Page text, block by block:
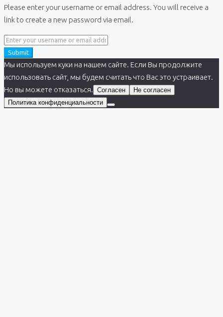
Please enter your username or email address. You will receive a
link to create a new password via email.
Submit
Мы используем куки на нашем сайте. Если Вы продолжите
использовать сайт, мы будем считать что Вас это устраивает.
Но вы можете отказаться. Согласен
Не согласен
Политика конфиденциальности